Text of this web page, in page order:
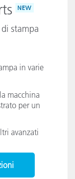
NEW
stampa
in varie
macchina
per un
avanzati